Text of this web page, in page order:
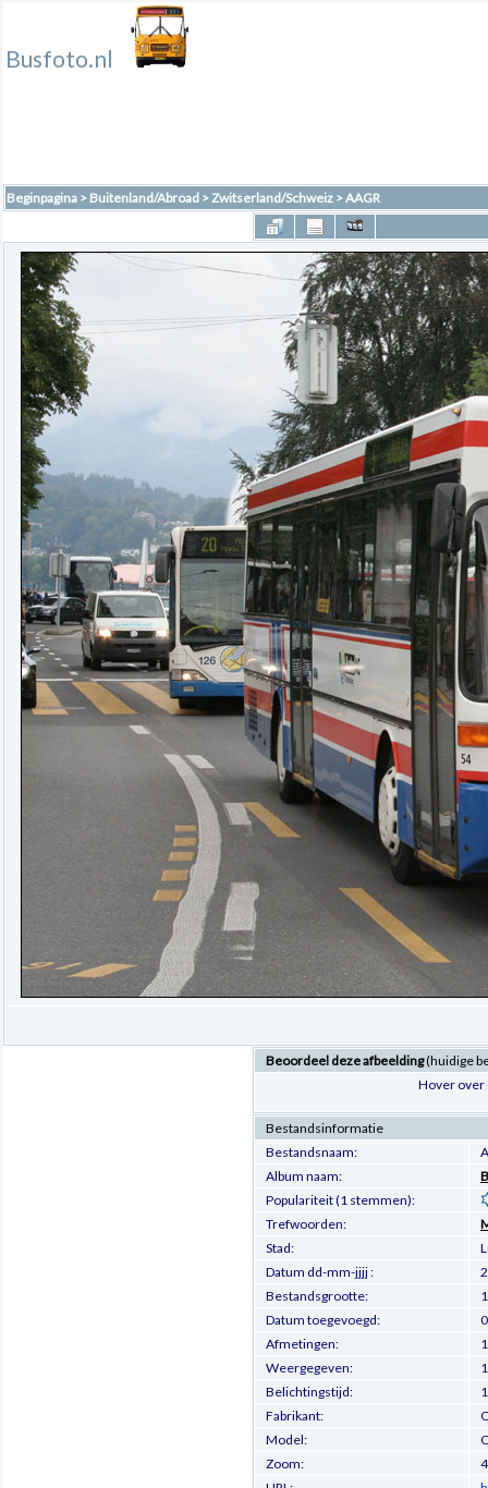
Busfoto.nl
Beginpagina > Buitenland/Abroad >Zwitserland/Schweiz >AAGR
Beoordeel deze afbeelding(huidige
Hover over
Bestandsinformatie
Bestandsnaam:
Album naam:
Populariteit (1 stemmen):
Trefwoorden:
Stad:
Datum dd-mm-jjjj :
Bestandsgrootte:
Datum toegevoegd:
Afmetingen:
Weergegeven:
Belichtingstijd:
Fabrikant:
Model:
Zoom: